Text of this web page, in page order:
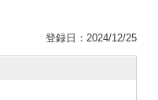
登録日：2024/12/25